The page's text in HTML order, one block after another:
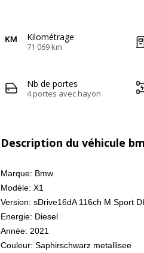
Kilométrage
71 069 km
Nb de portes
4 portes avec hayon
Description du véhicule
Marque: Bmw
Modèle: X1
Version: sDrive16dA 116ch M Sport
Energie: Diesel
Année: 2021
Couleur: Saphirschwarz metallisee